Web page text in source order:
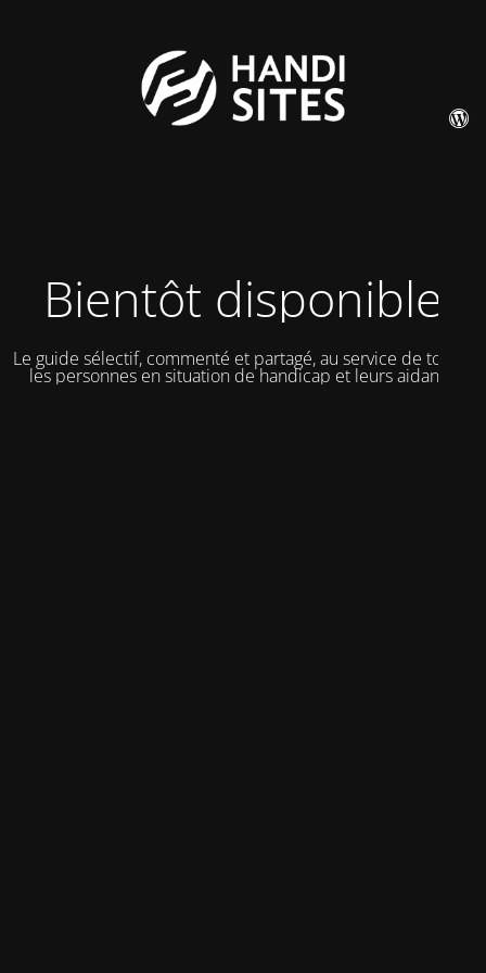
Bientôt disponible
Le guide sélectif, commenté et partagé, au service de toutes
les personnes en situation de handicap et leurs aidants.